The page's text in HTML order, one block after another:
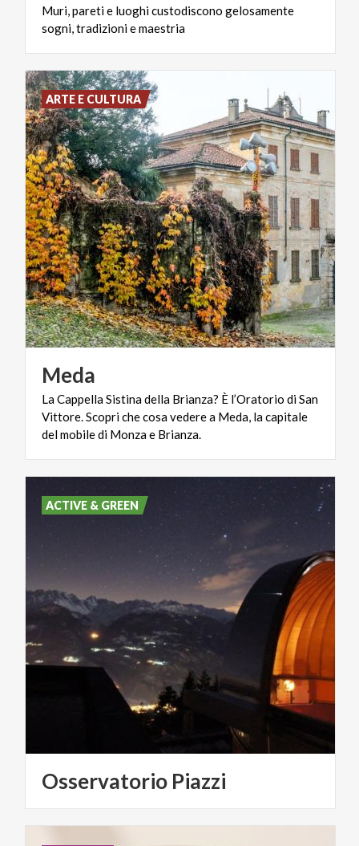
Muri,paretie luoghicustodiscono gelosamente
sogni,tradizioniemaestria
Meda
La Cappella Sistina della Brianza? È l’Oratorio di San
Vittore. Scopri che cosa vedere a Meda, la capitale
del mobile di Monza e Brianza.
ARTE E CULTURA
Osservatorio Piazzi
ACTIVE & GREEN